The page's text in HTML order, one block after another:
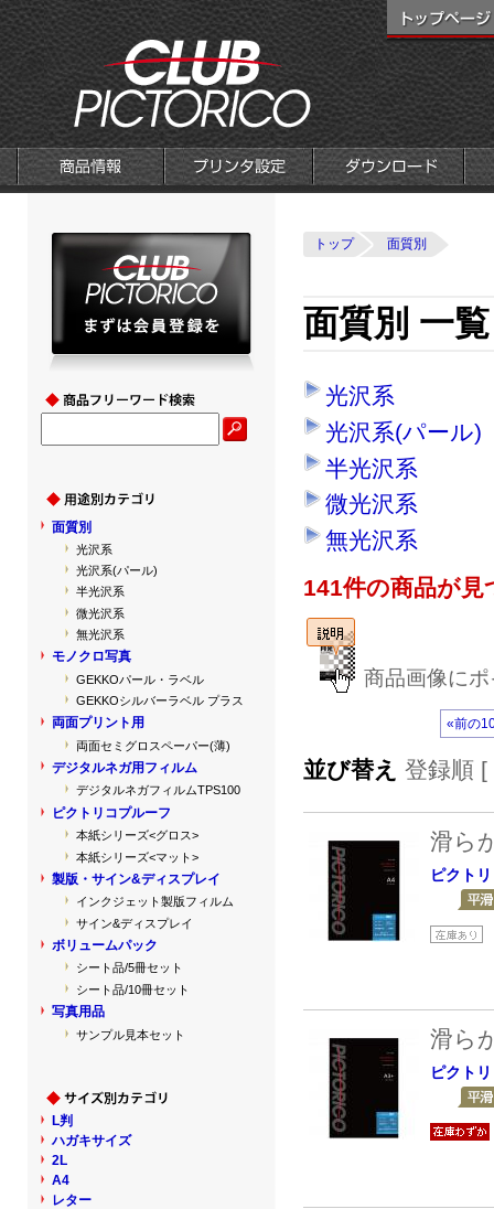
トップ 面質別
面質別 一覧
光沢系
光沢系(パール)
半光沢系
微光沢系
無光沢系
141件の商品が
商品画像に
«前の
並び替え 登録順 [
滑ら
ピクト
滑ら
ピクト
面質別
光沢系
光沢系(パール)
半光沢系
微光沢系
無光沢系
モノクロ写真
GEKKOパール・ラベル
GEKKOシルバーラベル プラス
両面プリント用
両面セミグロスペーパー(薄)
デジタルネガ用フィルム
デジタルネガフィルムTPS100
ピクトリコプルーフ
本紙シリーズ<グロス>
本紙シリーズ<マット>
製版・サイン&ディスプレイ
インクジェット製版フィルム
サイン&ディスプレイ
ボリュームパック
シート品/5冊セット
シート品/10冊セット
写真用品
サンプル見本セット
L判
ハガキサイズ
2L
A4
レター